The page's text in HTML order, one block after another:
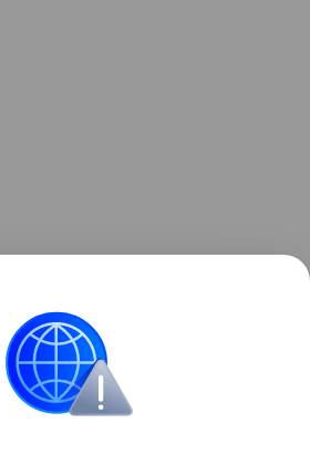
посвященном Knock Code